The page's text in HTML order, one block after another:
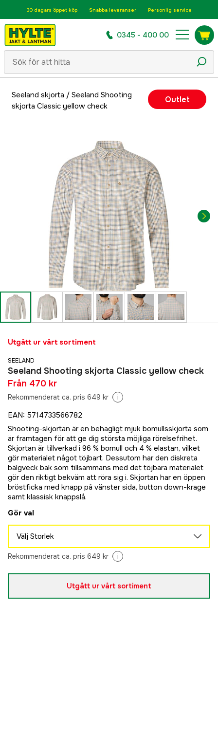
30 dagars öppet köp Snabba leveranser Personlig service
0345 - 400 00
Seeland skjorta / Seeland Shooting
skjorta Classic yellow check
Outlet
Utgått ur vårt sortiment
SEELAND
Seeland Shooting skjorta Classic yellow check
Från 470 kr
Rekommenderat ca. pris 649 kr i
EAN: 5714733566782
Shooting-skjortan är en behagligt mjuk bomullsskjorta som
är framtagen för att ge dig största möjliga rörelsefrihet.
Skjortan är tillverkad i 96 % bomull och 4 % elastan, vilket
gör materialet något töjbart. Dessutom har den diskreta
bälgveck bak som tillsammans med det töjbara materialet
gör den riktigt bekväm att röra sig i. Skjortan har en öppen
bröstficka med knapp på vänster sida, button down-krage
samt klassisk knappslå.
Gör val
Välj Storlek
M
L
XL
Rekommenderat ca. pris 649 kr i
Utgått ur vårt sortiment